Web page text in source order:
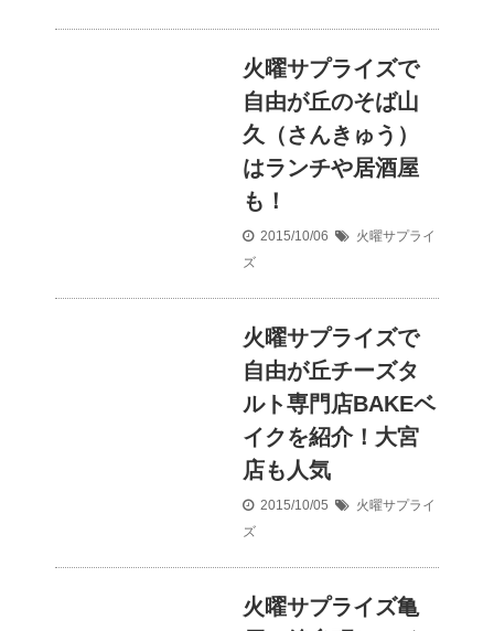
火曜サプライズで
自由が丘のそば山
久（さんきゅう）
はランチや居酒屋
も！
2015/10/06
火曜サプライ
ズ
火曜サプライズで
自由が丘チーズタ
ルト専門店BAKEベ
イクを紹介！大宮
店も人気
2015/10/05
火曜サプライ
ズ
火曜サプライズ亀